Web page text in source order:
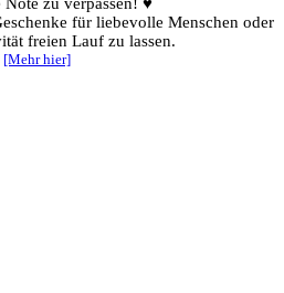
für liebevolle Menschen oder
freien Lauf zu lassen.
[Mehr hier]